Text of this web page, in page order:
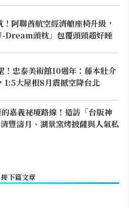
阿聯酋航空經濟艙座椅升級，
Dream頭枕」包覆頭頸超好睡
！忠泰美術館10週年：藤本壯介
1:5大屋根8月震撼空降台北
嘉義祕境路線！造訪「台版神
豐濤月、湖景窯烤披薩與人氣私
接下篇文章